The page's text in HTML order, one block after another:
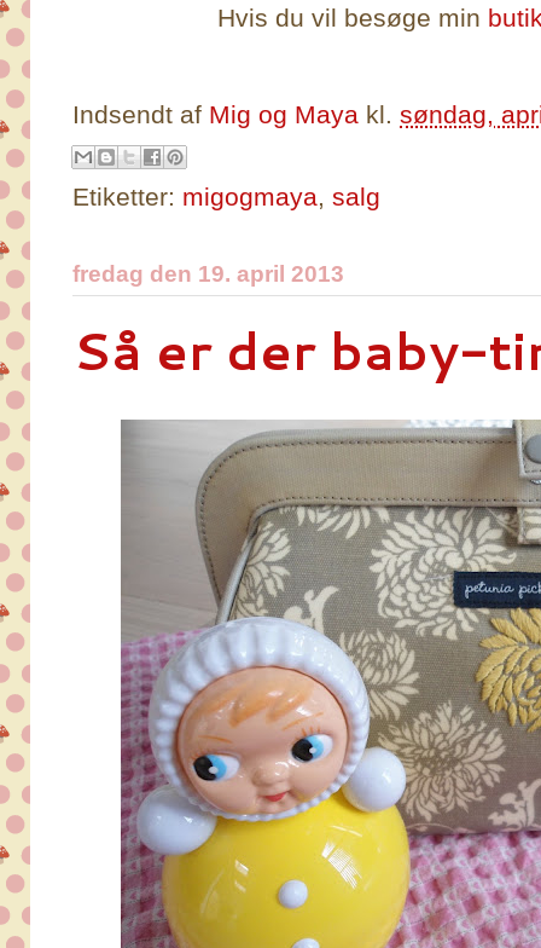
Hvis du vil besøge min
Indsendt af Mig og Maya kl. søndag,
Etiketter: migogmaya salg
fredag den 19. april 2013
Så er der baby-